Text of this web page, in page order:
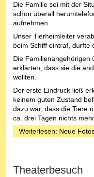
Die Familie sei mit der
schon überall
aufnehmen.
Unser Tierheimleiter
beim Schiff eintraf, durfte
Die Familienangehörigen
erklärten, dass sie die
wollten.
Der erste Eindruck ließ
keinem guten Zustand
dazu war, dass die Tiere
ca. drei Tagen nichts
Weiterlesen: Neue
Theaterbesuch